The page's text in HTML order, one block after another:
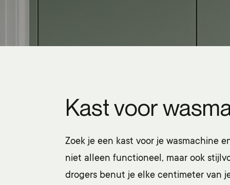
Kast voor
Zoek je een kast voor je wasmachine
niet alleen functioneel, maar ook
drogers benut je elke centimeter van